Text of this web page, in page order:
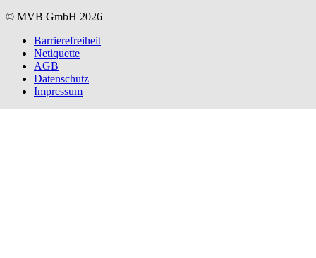
© MVB GmbH 2026
Barrierefreiheit
Netiquette
AGB
Datenschutz
Impressum